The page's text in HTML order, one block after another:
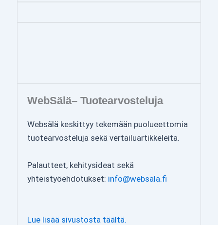
WebSälä– Tuotearvosteluja
Websälä keskittyy tekemään puolueettomia
tuotearvosteluja sekä vertailuartikkeleita.
Palautteet, kehitysideat sekä
yhteistyöehdotukset: info@websala.fi
Lue lisää sivustosta täältä.